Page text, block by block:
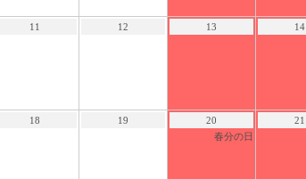
11 12 13 14
18 19
20
春分の日
21